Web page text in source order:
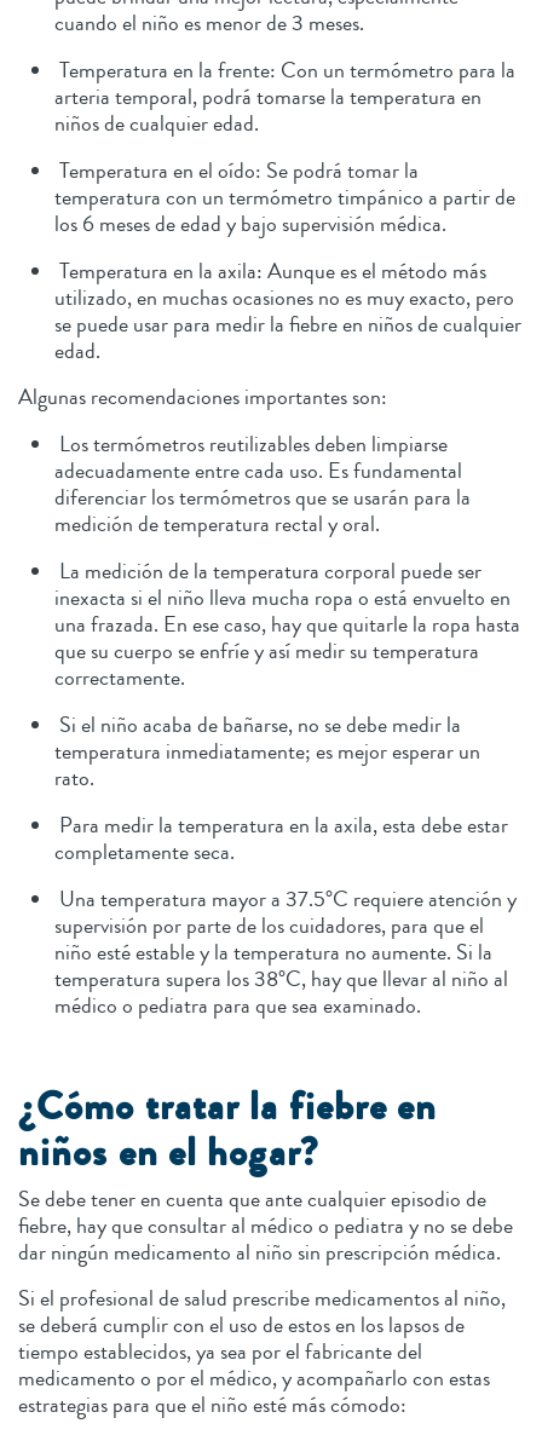
cuando el niño es menor de 3 meses.
Temperatura en la frente: Con un termómetro para la
arteria temporal, podrá tomarse la temperatura en
niños de cualquier edad.
Temperatura en el oído: Se podrá tomar la
temperatura con un termómetro timpánico a partir de
los 6 meses de edad y bajo supervisión médica.
Temperatura en la axila: Aunque es el método más
utilizado, en muchas ocasiones no es muy exacto, pero
se puede usar para medir la fiebre en niños de cualquier
edad.
Algunas recomendaciones importantes son:
Los termómetros reutilizables deben limpiarse
adecuadamente entre cada uso. Es fundamental
diferenciar los termómetros que se usarán para la
medición de temperatura rectal y oral.
La medición de la temperatura corporal puede ser
inexacta si el niño lleva mucha ropa o está envuelto en
una frazada. En ese caso, hay que quitarle la ropa hasta
que su cuerpo se enfríe y así medir su temperatura
correctamente.
Si el niño acaba de bañarse, no se debe medir la
temperatura inmediatamente; es mejor esperar un
rato.
Para medir la temperatura en la axila, esta debe estar
completamente seca.
Una temperatura mayor a 37.5°C requiere atención y
supervisión por parte de los cuidadores, para que el
niño esté estable y la temperatura no aumente. Si la
temperatura supera los 38°C, hay que llevar al niño al
médico o pediatra para que sea examinado.
¿Cómo tratar la fiebre en
niños en el hogar?
Se debe tener en cuenta que ante cualquier episodio de
fiebre, hay que consultar al médico o pediatra y no se debe
dar ningún medicamento al niño sin prescripción médica.
Si el profesional de salud prescribe medicamentos al niño,
se deberá cumplir con el uso de estos en los lapsos de
tiempo establecidos, ya sea por el fabricante del
medicamento o por el médico, y acompañarlo con estas
estrategias para que el niño esté más cómodo: